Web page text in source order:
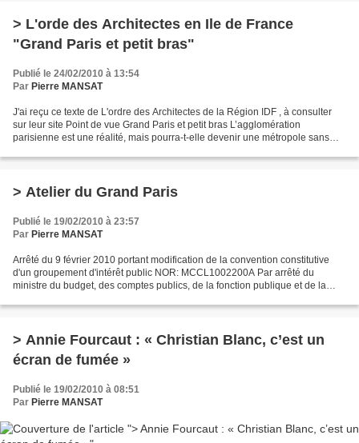
> L'orde des Architectes en Ile de France
"Grand Paris et petit bras"
Publié le 24/02/2010 à 13:54
Par Pierre MANSAT
J'ai reçu ce texte de L'ordre des Architectes de la Région IDF , à consulter
sur leur site Point de vue Grand Paris et petit bras L’agglomération
parisienne est une réalité, mais pourra-t-elle devenir une métropole sans
> Atelier du Grand Paris
Publié le 19/02/2010 à 23:57
Par Pierre MANSAT
Arrêté du 9 février 2010 portant modification de la convention constitutive
d'un groupement d'intérêt public NOR: MCCL1002200A Par arrêté du
ministre du budget, des comptes publics, de la fonction publique et de la
> Annie Fourcaut : « Christian Blanc, c’est un
écran de fumée »
Publié le 19/02/2010 à 08:51
Par Pierre MANSAT